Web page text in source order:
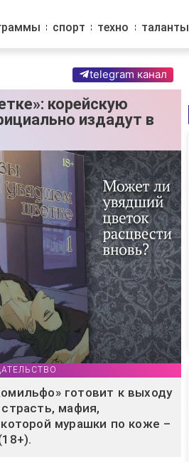
спорт техно таланты
telegram канал
корейскую
издадут в
готовит к выходу
мафия,
мурашки по коже –